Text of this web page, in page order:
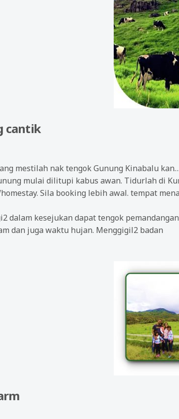
cantik
mestilah nak tengok Gunung Kinabalu
mulai dilitupi kabus awan. Tidurlah di
Sila booking lebih awal. tempat
dalam kesejukan dapat tengok
dan juga waktu hujan. Menggigil2 badan